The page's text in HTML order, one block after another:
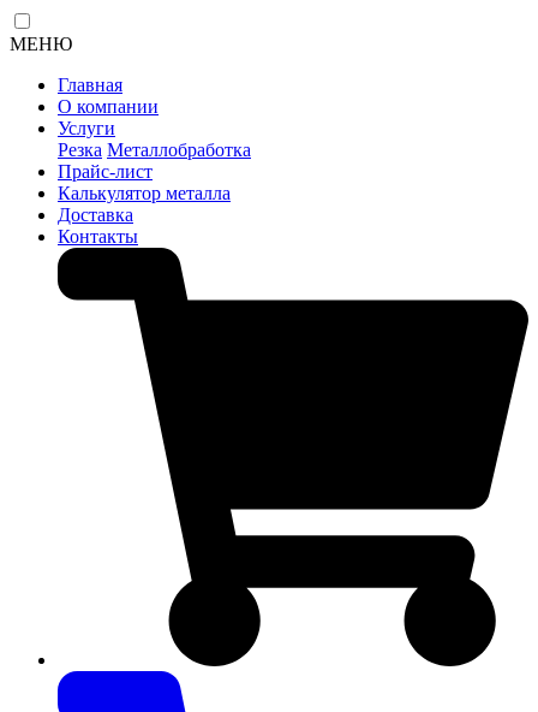
МЕНЮ
Главная
О компании
Услуги
Резка Металлобработка
Прайс-лист
Калькулятор металла
Доставка
Контакты